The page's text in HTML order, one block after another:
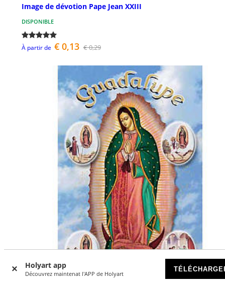
Holyart app
Découvrez maintenat l'APP de Holyart
Image de dévotion Pape Jean XXIII
DISPONIBLE
À partir de € 0,13 € 0,29
-28%
REMISE SUR QUANTITÉ